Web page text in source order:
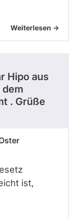
Weiterlesen ->
Hipo aus
dem
. Grüße
ist,